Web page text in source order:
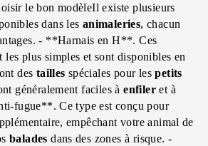
le bon modèleIl existe plusieurs
dans les animaleries, chacun
- **Harnais en H**. Ces
les plus simples et sont disponibles en
des tailles spéciales pour lespetits
généralement faciles àenfileret à
fugue**. Ce type est conçu pour
empêchant votre animal de
balades dans des zones à risque. -